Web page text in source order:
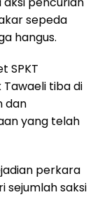
sepeda
hangus.
SPKT
tiba di
dan
yang telah
perkara
sejumlah saksi